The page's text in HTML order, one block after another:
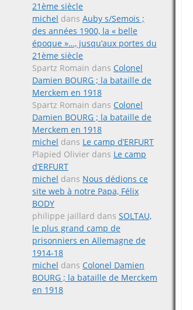
21ème siècle
michel dans Auby s/Semois ;
des années 1900, la « belle
époque »…, jusqu’aux portes du
21ème siècle
Spartz Romain dans Colonel
Damien BOURG ; la bataille de
Merckem en 1918
Spartz Romain dans Colonel
Damien BOURG ; la bataille de
Merckem en 1918
michel dans Le camp d’ERFURT
Plapied Olivier dans Le camp
d’ERFURT
michel dans Nous dédions ce
site web à notre Papa, Félix
BODY
philippe jaillard dans SOLTAU,
le plus grand camp de
prisonniers en Allemagne de
1914-18
michel dans Colonel Damien
BOURG ; la bataille de Merckem
en 1918